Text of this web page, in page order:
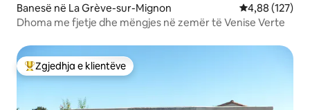
Banesë në La Grève-sur-Mignon Vlerësimi
4,88 (127)
Dhoma me fjetje dhe mëngjes në zemër të Venise Verte
Më të mirat e zgjedhjeve të klientëve
Zgjedhja e klientëve